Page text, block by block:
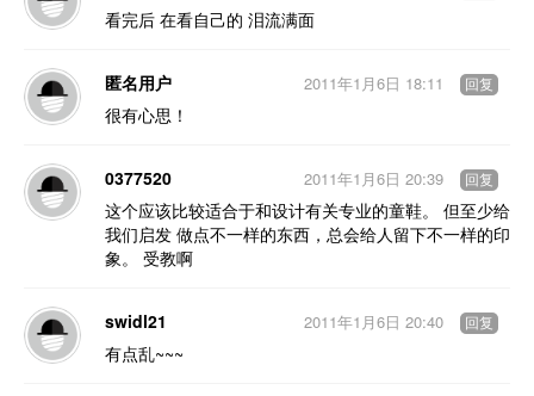
看完后 在看自己的 泪流满面
匿名用户
很有心思！
2011年1月6日 18:11 回复
0377520
这个应该比较适合于和设计有关专业的童鞋。 但至少给
我们启发 做点不一样的东西，总会给人留下不一样的印
象。 受教啊
2011年1月6日 20:39 回复
swidl21
有点乱~~~
2011年1月6日 20:40 回复